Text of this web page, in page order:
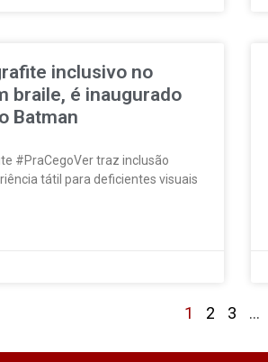
inclusivo no
braile, é inaugurado
Batman
#PraCegoVer traz inclusão
tátil para deficientes visuais
1 2 3 …